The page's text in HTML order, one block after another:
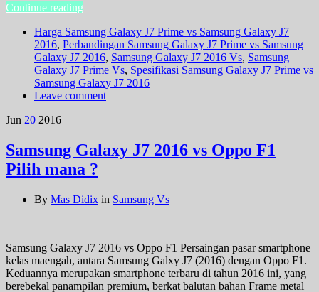
Continue reading
Harga Samsung Galaxy J7 Prime vs Samsung Galaxy J7
2016, Perbandingan Samsung Galaxy J7 Prime vs Samsung
Galaxy J7 2016, Samsung Galaxy J7 2016 Vs, Samsung
Galaxy J7 Prime Vs, Spesifikasi Samsung Galaxy J7 Prime vs
Samsung Galaxy J7 2016
Leave comment
Jun 20 2016
Samsung Galaxy J7 2016 vs Oppo F1
Pilih mana ?
By Mas Didix in Samsung Vs
Samsung Galaxy J7 2016 vs Oppo F1 Persaingan pasar smartphone
kelas maengah, antara Samsung Galxy J7 (2016) dengan Oppo F1.
Keduannya merupakan smartphone terbaru di tahun 2016 ini, yang
berebekal panampilan premium, berkat balutan bahan Frame metal